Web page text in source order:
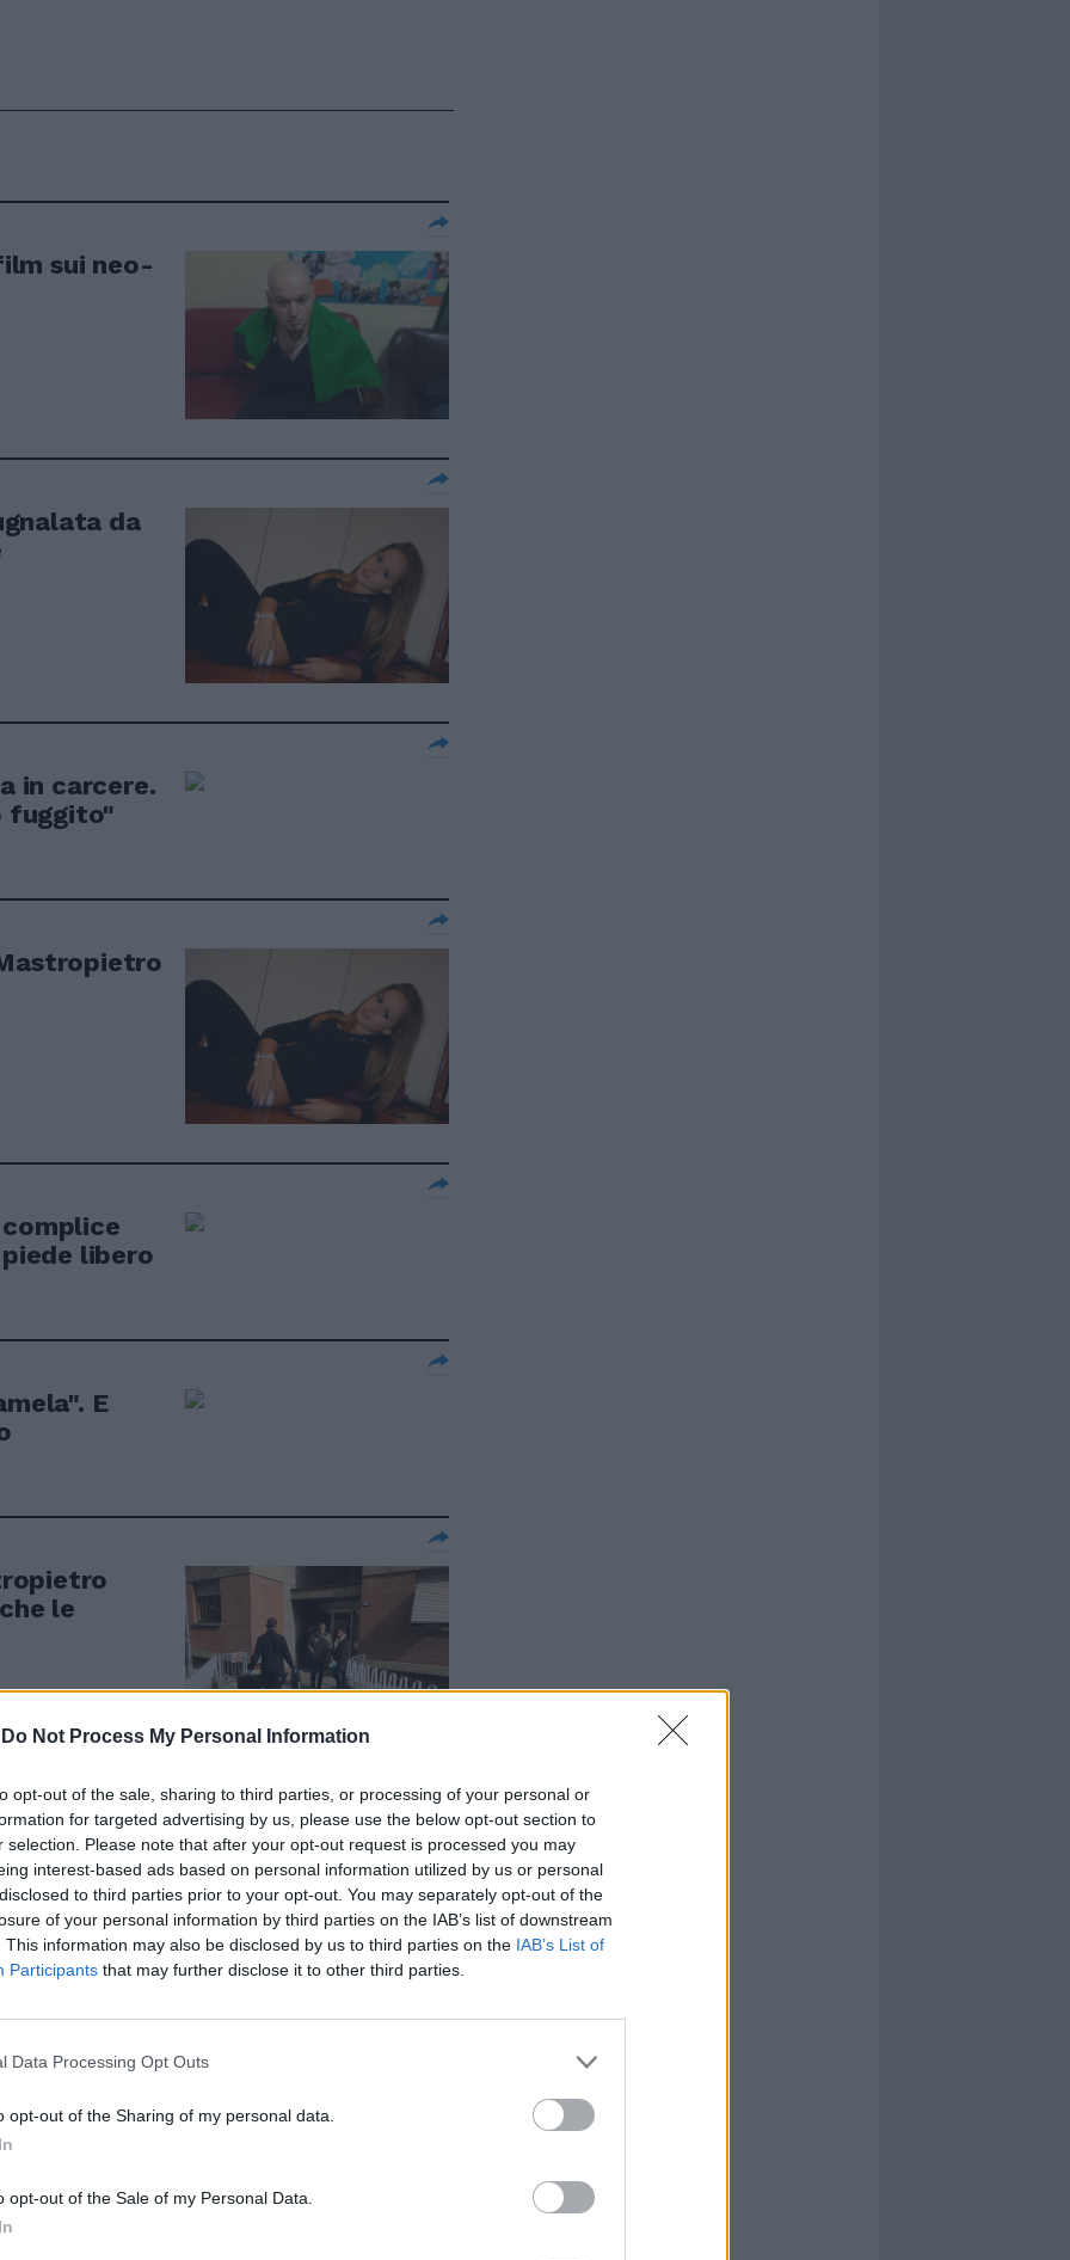
Do Not Process My Personal Information
opt-out of the sale, sharing to third parties, or processing of your personal or
for targeted advertising by us, please use the below opt-out section to
selection. Please note that after your opt-out request is processed you may
interest-based ads based on personal information utilized by us or personal
to third parties prior to your opt-out. You may separately opt-out of the
of your personal information by third parties on the IAB’s list of downstream
This information may also be disclosed by us to third parties on the IAB’s List of
Participants that may further disclose it to other third parties.
Data Processing Opt Outs
opt-out of the Sharing of my personal data.
opt-out of the Sale of my Personal Data.
sui neo-
da
in carcere.
fuggito"
libero
E
le
fermato lo
i
di
mannaie